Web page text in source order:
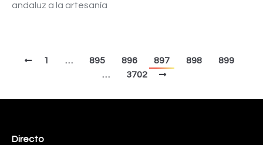
andaluz a la artesanía
1 … 895 896 897 898
899
…
3702
Directo